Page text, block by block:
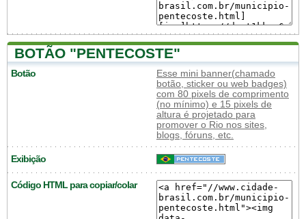
BOTÃO "PENTECOSTE"
Botão
Esse mini banner(chamado
botão, sticker ou web badges)
com 80 pixels de comprimento
(no mínimo) e 15 pixels de
altura é projetado para
promover o Rio nos sites,
blogs, fóruns, etc.
Exibição
Código HTML para copiar/colar